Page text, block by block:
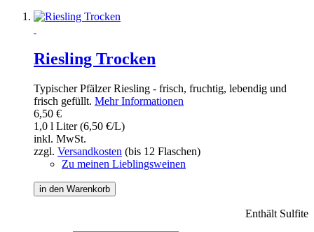
Riesling Trocken
Typischer Pfälzer Riesling - frisch, fruchtig, lebendig und
frisch gefüllt. Mehr Informationen
6,50 €
1,0 l Liter (6,50 €/L)
inkl. MwSt.
zzgl. Versandkosten (bis 12 Flaschen)
Zu meinen Lieblingsweinen
in den Warenkorb
Enthält Sulfite